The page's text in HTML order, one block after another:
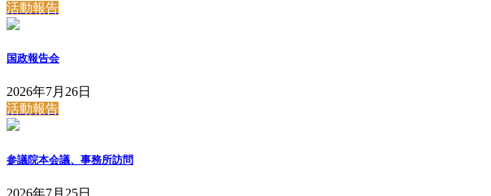
活動報告
国政報告会
2026年7月26日
活動報告
参議院本会議、事務所訪問
2026年7月25日